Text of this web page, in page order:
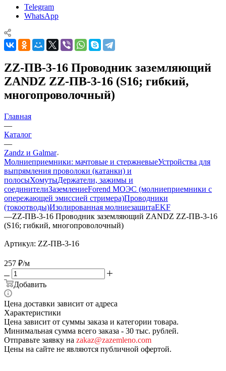
Telegram
WhatsApp
ZZ-ПВ-3-16 Проводник заземляющий
ZANDZ ZZ-ПВ-3-16 (S16; гибкий,
многопроволочный)
Главная
—
Каталог
—
Zandz и Galmar
Молниеприемники: мачтовые и стержневыеУстройства для
выпрямления проволоки (катанки) и
полосыХомутыДержатели, зажимы и
соединителиЗаземлениеForend МОЭС (молниеприемники с
опережающей эмиссией стримера)Проводники
(токоотводы)Изолированная молниезащитаEKF
—ZZ-ПВ-3-16 Проводник заземляющий ZANDZ ZZ-ПВ-3-16
(S16; гибкий, многопроволочный)
Артикул: ZZ-ПВ-3-16
257 ₽/м
Добавить
Цена доставки зависит от адреса
Характеристики
Цена зависит от суммы заказа и категории товара.
Минимальная сумма всего заказа - 30 тыс. рублей.
Отправьте заявку на zakaz@zazemleno.com
Цены на сайте не являются публичной офертой.